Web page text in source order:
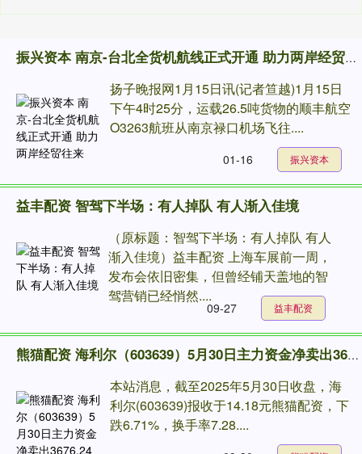
振兴资本 南京-台北全货机航线正式开通 助力两岸经贸往来
扬子晚报网1月15日讯(记者笪越)1月15日
下午4时25分，运载26.5吨货物的顺丰航空
O3263航班从南京禄口机场飞往....
振兴资本
01-16
益丰配资 智驾下半场：有人掉队 有人渐入佳境
（原标题：智驾下半场：有人掉队 有人
渐入佳境）益丰配资 上海车展前一周，
发布会依旧密集，但曾经铺天盖地的智
驾营销已经悄然....
益丰配资
09-27
熊猫配资 海利尔（603639）5月30日主力资金净卖出3676.24万元
本站消息，截至2025年5月30日收盘，海
利尔(603639)报收于14.18元熊猫配资，下
跌6.71%，换手率7.28....